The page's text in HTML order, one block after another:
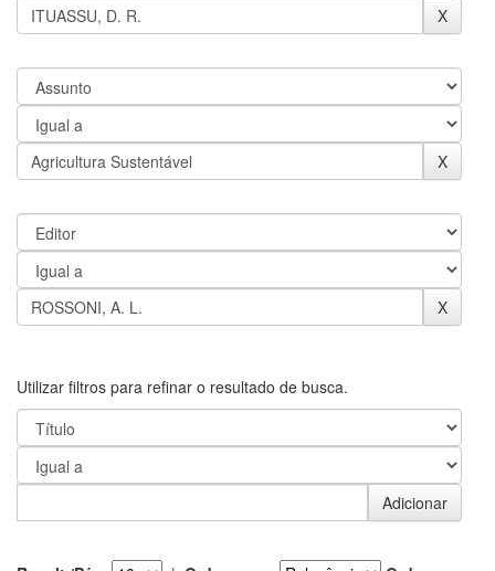
Utilizar filtros para refinar o resultado de busca.